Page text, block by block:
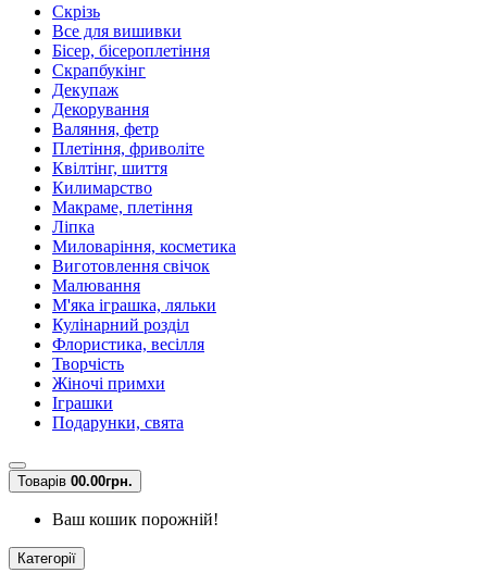
Скрізь
Все для вишивки
Бісер, бісероплетіння
Скрапбукінг
Декупаж
Декорування
Валяння, фетр
Плетіння, фриволіте
Квілтінг, шиття
Килимарство
Макраме, плетіння
Ліпка
Миловаріння, косметика
Виготовлення свічок
Малювання
М'яка іграшка, ляльки
Кулінарний розділ
Флористика, весілля
Творчість
Жіночі примхи
Іграшки
Подарунки, свята
Товарів 00.00грн.
Ваш кошик порожній!
Категорії